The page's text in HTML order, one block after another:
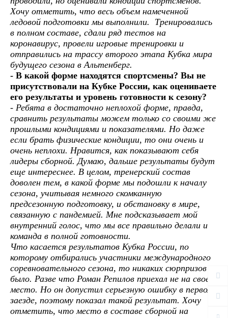
Хочу отметить, что весь объем намеченной
ледовой подготовки мы выполнили. Тренировались
в полном составе, сдали ряд тестов на
коронавирус, провели игровые тренировки и
отправились на трассу второго этапа Кубка мира
будущего сезона в Альтенберг.
- В какой форме находятся спортсмены? Вы не
присутствовали на Кубке России, как оцениваете
его результаты и уровень готовности к сезону?
- Ребята в достаточно неплохой форме, правда,
сравнить результаты можем только со своими же
прошлыми кондициями и показателями. Но даже
если брать физические кондиции, то они очень и
очень неплохи. Нравится, как показывают себя
лидеры сборной. Думаю, дальше результаты будут
еще интереснее. В целом, тренерский состав
доволен тем, в какой форме мы подошли к началу
сезона, учитывая немного скомканную
предсезонную подготовку, и обстановку в мире,
связанную с пандемией. Мне подсказывает мой
внутренний голос, что мы все правильно делали и
команда в полной готовности.
Что касается результатов Кубка России, по
которому отбирались участники международного
соревновательного сезона, то никаких сюрпризов не
было. Разве что Роман Репилов приехал не на свое
место. Но он допустил серьезную ошибку в первом
заезде, поэтому показал такой результат. Хочу
отметить, что место в составе сборной на